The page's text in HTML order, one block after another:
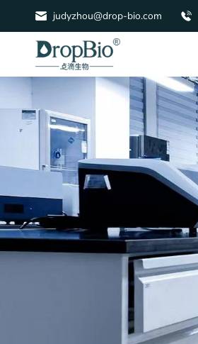
judyzhou@drop-bio.com